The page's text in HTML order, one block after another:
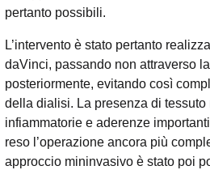
pertanto possibili.
L’intervento è stato pertanto
daVinci, passando non attraverso
posteriormente, evitando così
della dialisi. La presenza di
infiammatorie e aderenze
reso l’operazione ancora più
approccio mininvasivo è stato poi